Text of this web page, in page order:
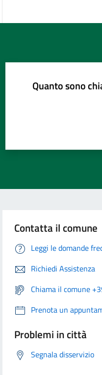
Quanto sono
Contatta il comune
Leggi le domande
Richiedi Assistenza
Chiama il comune
Prenota un
Problemi in città
Segnala disservizio